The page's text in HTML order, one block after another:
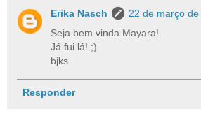
Erika Nasch
22 de março
Seja bem vinda Mayara!
Já fui lá! ;)
bjks
Responder